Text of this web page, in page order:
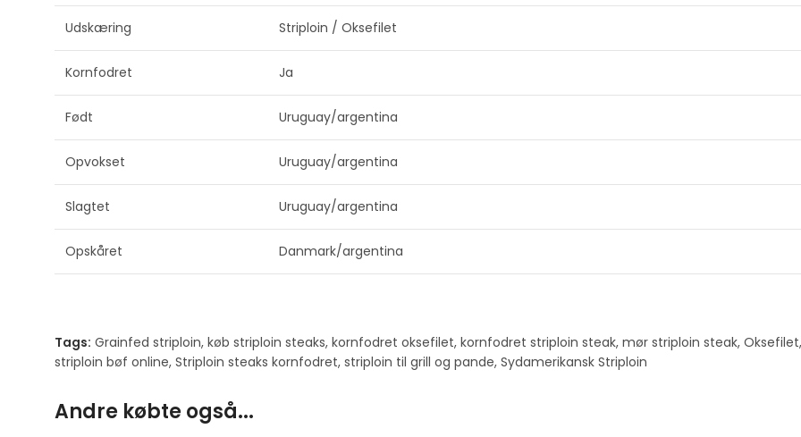
Udskæring Striploin / Oksefilet
Kornfodret Ja
Født Uruguay/argentina
Opvokset Uruguay/argentina
Slagtet Uruguay/argentina
Opskåret Danmark/argentina
Tags: Grainfed striploin, køb striploin steaks, kornfodret oksefilet, kornfodret striploin steak, mør striploin steak, Oksefilet,
striploin bøf online, Striploin steaks kornfodret, striploin til grill og pande, Sydamerikansk Striploin
Andre købte også...